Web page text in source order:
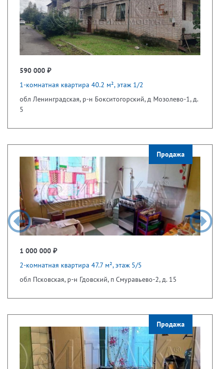
590 000 ₽
1-комнатная квартира 40.2 м², этаж 1/2
обл Ленинградская, р-н Бокситогорский, д Мозолево-1, д.
5
Продажа
1 000 000 ₽
2-комнатная квартира 47.7 м², этаж 5/5
обл Псковская, р-н Гдовский, п Смуравьево-2, д. 15
Продажа